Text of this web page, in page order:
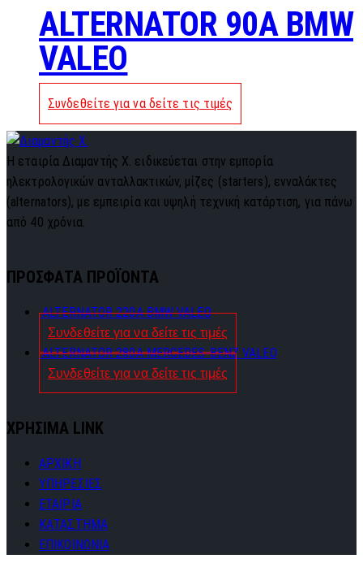
ALTERNATOR 90A BMW
VALEO
Συνδεθείτε για να δείτε τις τιμές
Η εταιρία Διαμαντής Χ. ειδικεύεται στην εμπορία
ηλεκτρολογικών ανταλλακτικών, μίζες (starters), ενναλάκτες
(alternators), με εμπειρία και υψηλή τεχνική κατάρτιση, για πάνω
από 40 χρόνια.
ΠΡΟΣΦΑΤΑ ΠΡΟΪΟΝΤΑ
ALTERNATOR 220A BMW VALEO
Συνδεθείτε για να δείτε τις τιμές
ALTERNATOR 280A MERCEDES-BENZ VALEO
Συνδεθείτε για να δείτε τις τιμές
ΧΡΗΣΙΜΑ LINK
ΑΡΧΙΚΗ
ΥΠΗΡΕΣΙΕΣ
ΕΤΑΙΡΙΑ
ΚΑΤΑΣΤΗΜΑ
ΕΠΙΚΟΙΝΩΝΙΑ